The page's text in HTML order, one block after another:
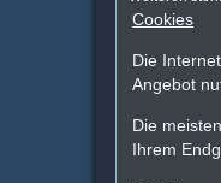
Cookies
Die
Angebot
Die
Ihrem